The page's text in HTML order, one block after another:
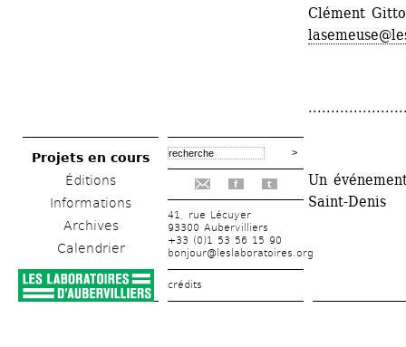
Projets en cours
Éditions
Informations
Archives
Calendrier
f t
41, rue Lécuyer
93300 Aubervilliers
+33 (0)1 53 56 15 90
bonjour@leslaboratoires.org
crédits
Clément
Un
Saint-Denis